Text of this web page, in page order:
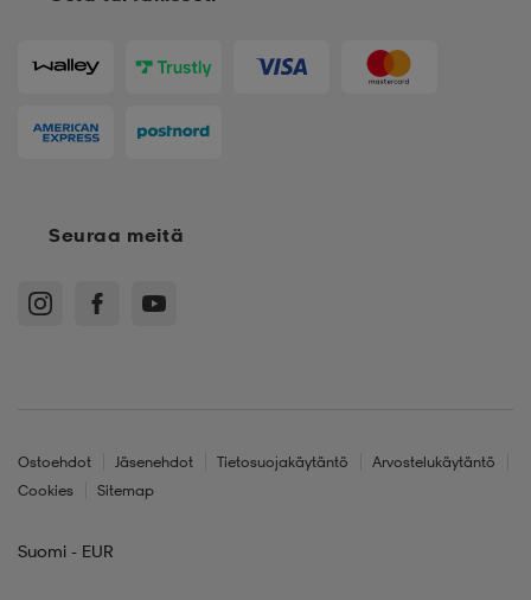
Seuraa meitä
Ostoehdot Jäsenehdot Tietosuojakäytäntö
Arvostelukäytäntö
Cookies
Sitemap
Suomi - EUR